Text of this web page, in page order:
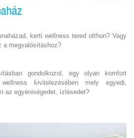
kerti wellness tered otthon? Vagy
a megvalósításhoz?
gondolkozol, egy olyan komfort
kivitelezésében mely egyedi,
az egyéniségedet, ízlésedet?